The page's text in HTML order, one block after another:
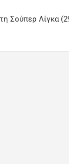
Σούπερ Λίγκα